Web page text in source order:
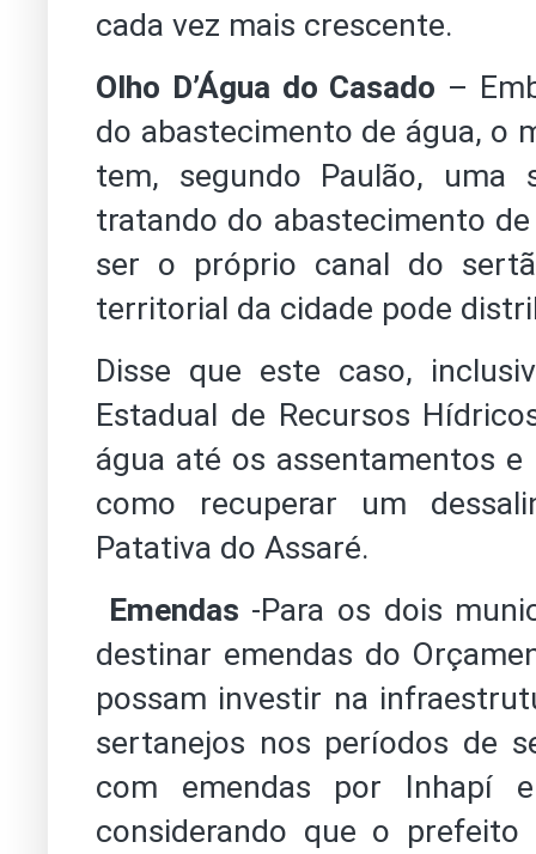
cada vez mais crescente.
Olho D’Água do Casado –
do abastecimento de água, o
tem, segundo Paulão, uma
tratando do abastecimento
ser o próprio canal do
territorial da cidade pode
Disse que este caso,
Estadual de Recursos
água até os assentamentos
como recuperar um
Patativa do Assaré.
Emendas -Para os dois
destinar emendas do
possam investir na
sertanejos nos períodos de
com emendas por Inhapí
considerando que o